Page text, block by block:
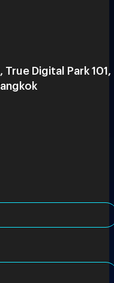
Digital Park 101,